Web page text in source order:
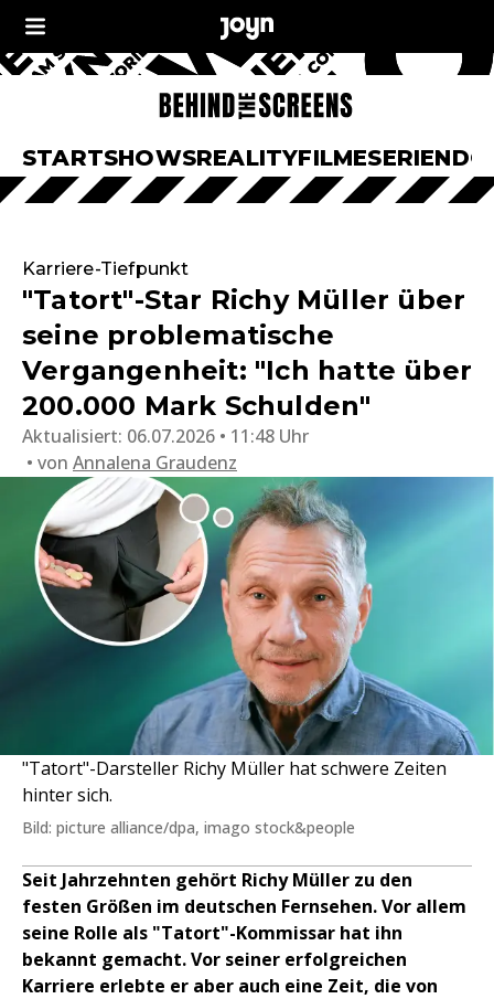
STARTSHOWSREALITYFILMESERIEN
Karriere-Tiefpunkt
"Tatort"-Star Richy Müller über
seine problematische
Vergangenheit: "Ich hatte über
200.000 Mark Schulden"
Aktualisiert: 06.07.2026 • 11:48 Uhr
von Annalena Graudenz
"Tatort"-Darsteller Richy Müller hat schwere Zeiten
hinter sich.
Bild: picture alliance/dpa, imago stock&people
Seit Jahrzehnten gehört Richy Müller zu den
festen Größen im deutschen Fernsehen. Vor allem
seine Rolle als "Tatort"-Kommissar hat ihn
bekannt gemacht. Vor seiner erfolgreichen
Karriere erlebte er aber auch eine Zeit, die von